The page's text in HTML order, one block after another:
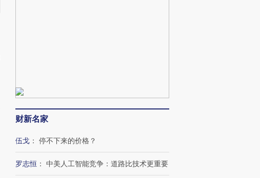
财新名家
伍戈 ： 停不下来的价格？
罗志恒 ： 中美人工智能竞争：道路比技术更重要